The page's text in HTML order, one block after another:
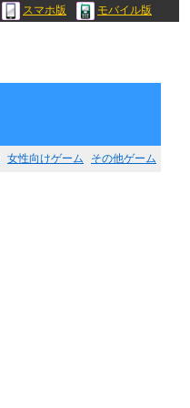
スマホ版 モバイル版
女性向けゲーム その他ゲーム